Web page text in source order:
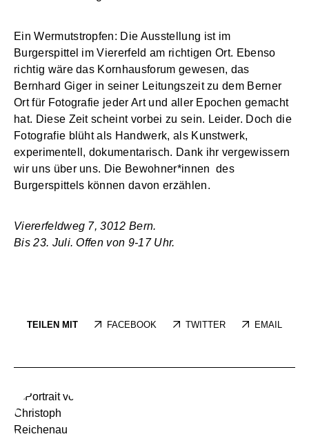
Ein Wermutstropfen: Die Ausstellung ist im
Burgerspittel im Viererfeld am richtigen Ort. Ebenso
richtig wäre das Kornhausforum gewesen, das
Bernhard Giger in seiner Leitungszeit zu dem Berner
Ort für Fotografie jeder Art und aller Epochen gemacht
hat. Diese Zeit scheint vorbei zu sein. Leider. Doch die
Fotografie blüht als Handwerk, als Kunstwerk,
experimentell, dokumentarisch. Dank ihr vergewissern
wir uns über uns. Die Bewohner*innen des
Burgerspittels können davon erzählen.
Viererfeldweg 7, 3012 Bern.
Bis 23. Juli. Offen von 9-17 Uhr.
TEILEN MIT FACEBOOK TWITTER EMAIL